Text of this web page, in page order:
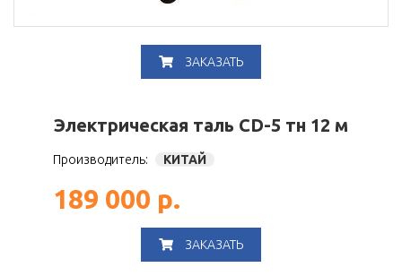
ЗАКАЗАТЬ
Электрическая таль CD-5 тн 12 м
Производитель: КИТАЙ
189 000 р.
ЗАКАЗАТЬ